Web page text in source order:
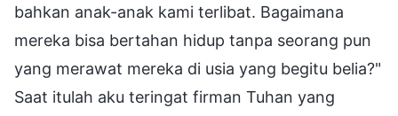
bahkan anak-anak kami terlibat. Bagaimana
mereka bisa bertahan hidup tanpa seorang pun
yang merawat mereka di usia yang begitu belia?"
Saat itulah aku teringat firman Tuhan yang